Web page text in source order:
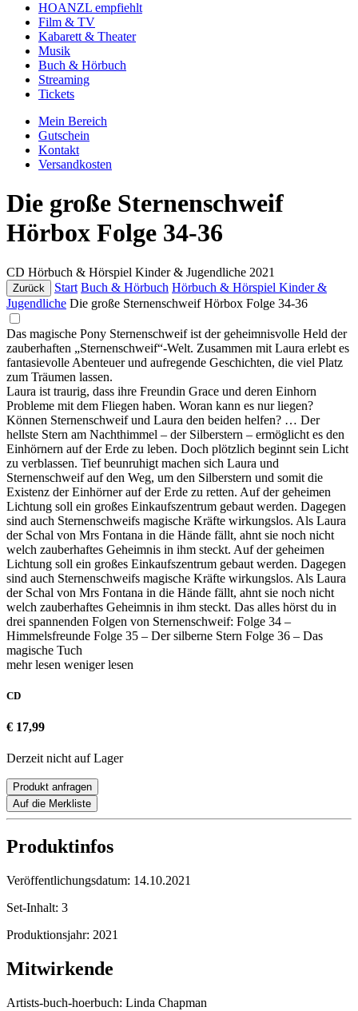
HOANZL empfiehlt
Film & TV
Kabarett & Theater
Musik
Buch & Hörbuch
Streaming
Tickets
Mein Bereich
Gutschein
Kontakt
Versandkosten
Die große Sternenschweif
Hörbox Folge 34-36
CD Hörbuch & Hörspiel Kinder & Jugendliche 2021
Zurück Start Buch & Hörbuch Hörbuch & Hörspiel Kinder &
Jugendliche Die große Sternenschweif Hörbox Folge 34-36
Das magische Pony Sternenschweif ist der geheimnisvolle Held der
zauberhaften „Sternenschweif“-Welt. Zusammen mit Laura erlebt es
fantasievolle Abenteuer und aufregende Geschichten, die viel Platz
zum Träumen lassen.
Laura ist traurig, dass ihre Freundin Grace und deren Einhorn
Probleme mit dem Fliegen haben. Woran kann es nur liegen?
Können Sternenschweif und Laura den beiden helfen? … Der
hellste Stern am Nachthimmel – der Silberstern – ermöglicht es den
Einhörnern auf der Erde zu leben. Doch plötzlich beginnt sein Licht
zu verblassen. Tief beunruhigt machen sich Laura und
Sternenschweif auf den Weg, um den Silberstern und somit die
Existenz der Einhörner auf der Erde zu retten. Auf der geheimen
Lichtung soll ein großes Einkaufszentrum gebaut werden. Dagegen
sind auch Sternenschweifs magische Kräfte wirkungslos. Als Laura
der Schal von Mrs Fontana in die Hände fällt, ahnt sie noch nicht
welch zauberhaftes Geheimnis in ihm steckt. Auf der geheimen
Lichtung soll ein großes Einkaufszentrum gebaut werden. Dagegen
sind auch Sternenschweifs magische Kräfte wirkungslos. Als Laura
der Schal von Mrs Fontana in die Hände fällt, ahnt sie noch nicht
welch zauberhaftes Geheimnis in ihm steckt. Das alles hörst du in
drei spannenden Folgen von Sternenschweif: Folge 34 –
Himmelsfreunde Folge 35 – Der silberne Stern Folge 36 – Das
magische Tuch
mehr lesen weniger lesen
CD
€ 17,99
Derzeit nicht auf Lager
Produkt anfragen
Auf die Merkliste
Produktinfos
Veröffentlichungsdatum: 14.10.2021
Set-Inhalt: 3
Produktionsjahr: 2021
Mitwirkende
Artists-buch-hoerbuch: Linda Chapman